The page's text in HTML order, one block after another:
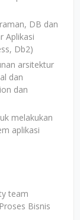
DB dan
Aplikasi
Db2)
arsitektur
dan
dan
melakukan
aplikasi
team
Bisnis